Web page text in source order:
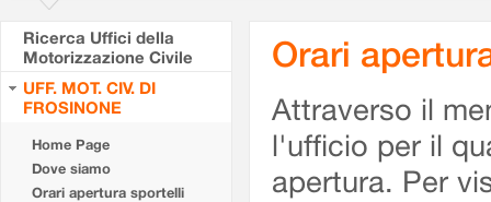
Ricerca Uffici della
Motorizzazione Civile
UFF. MOT. CIV. DI
FROSINONE
Home Page
Dove siamo
Orari apertura sportelli
Orari
Attraverso il
l'ufficio per il
apertura. Per